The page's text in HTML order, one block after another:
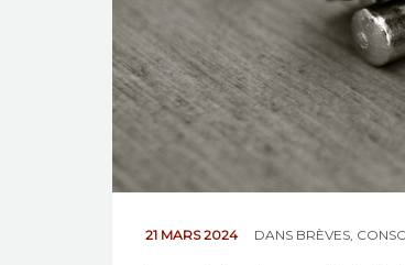
21 MARS 2024 DANS BRÈVES,